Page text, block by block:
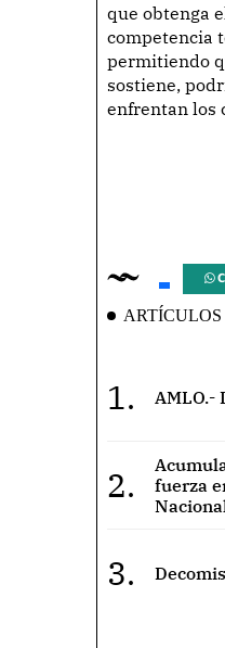
que obtenga
competencia
permitiendo
sostiene,
enfrentan los
1. AMLO.-
2.
fuerza
3.